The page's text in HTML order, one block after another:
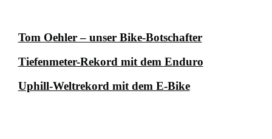
Tom Oehler – unser Bike-Botschafter
Tiefenmeter-Rekord mit dem Enduro
Uphill-Weltrekord mit dem E-Bike